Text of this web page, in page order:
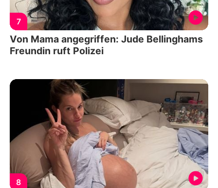
7
Von Mama angegriffen: Jude Bellinghams
Freundin ruft Polizei
8